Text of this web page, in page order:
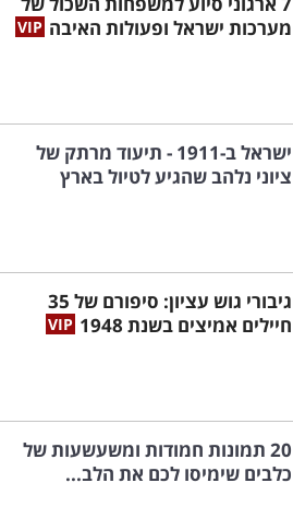
מערכות ישראל ופעולות האיבה
ישראל ב-1911 - תיעוד מרתק של
ציוני נלהב שהגיע לטיול בארץ
גיבורי גוש עציון: סיפורם של 35
חיילים אמיצים בשנת 1948
20 תמונות חמודות ומשעשעות של
כלבים שימיסו לכם את הלב...